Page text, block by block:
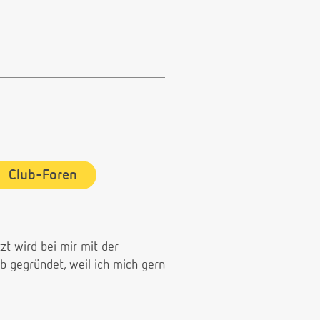
Club-Foren
wird bei mir mit der
gegründet, weil ich mich gern